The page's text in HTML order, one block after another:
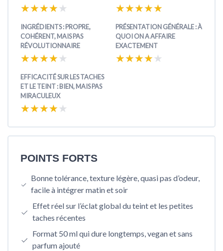
★★★★★
★★★★★ ★★★★★
★★★★★
INGRÉDIENTS : PROPRE,
COHÉRENT, MAIS PAS
RÉVOLUTIONNAIRE
★★★★★
★★★★★
PRÉSENTATION GÉNÉRALE : À
QUOI ON A AFFAIRE
EXACTEMENT
★★★★★
★★★★★
EFFICACITÉ SUR LES TACHES
ET LE TEINT : BIEN, MAIS PAS
MIRACULEUX
★★★★★
★★★★★
POINTS FORTS
Bonne tolérance, texture légère, quasi pas d’odeur,
facile à intégrer matin et soir
Effet réel sur l’éclat global du teint et les petites
taches récentes
Format 50 ml qui dure longtemps, vegan et sans
parfum ajouté